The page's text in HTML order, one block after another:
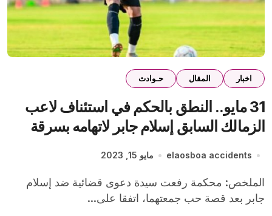
اخبار المقال حـوادث
31 مايو.. النطق بالحكم في استئناف لاعب
الزمالك السابق إسلام جابر لاتهامه بسرقة
elaosboa accidents مايو 15, 2023
الملخص: محكمة رفعت سيدة دعوى قضائية ضد إسلام
جابر بعد قصة حب جمعتهما، اتفقا على...